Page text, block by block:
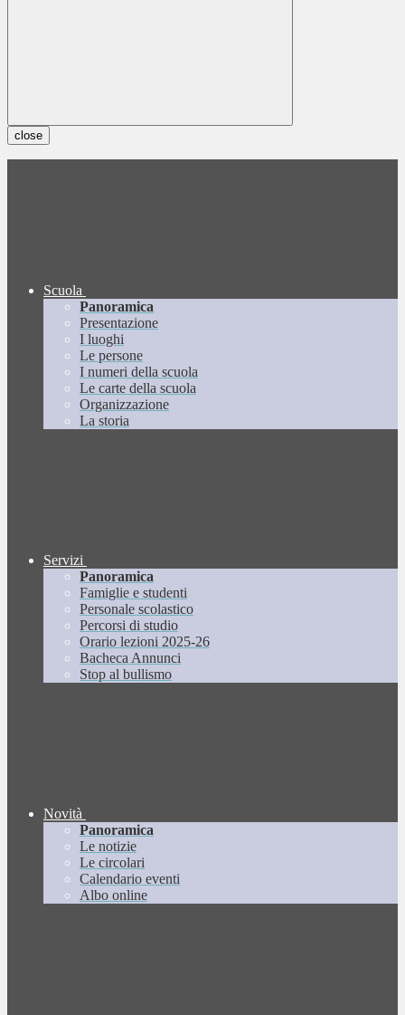
close
Scuola
Panoramica
Presentazione
I luoghi
Le persone
I numeri della scuola
Le carte della scuola
Organizzazione
La storia
Servizi
Panoramica
Famiglie e studenti
Personale scolastico
Percorsi di studio
Orario lezioni 2025-26
Bacheca Annunci
Stop al bullismo
Novità
Panoramica
Le notizie
Le circolari
Calendario eventi
Albo online